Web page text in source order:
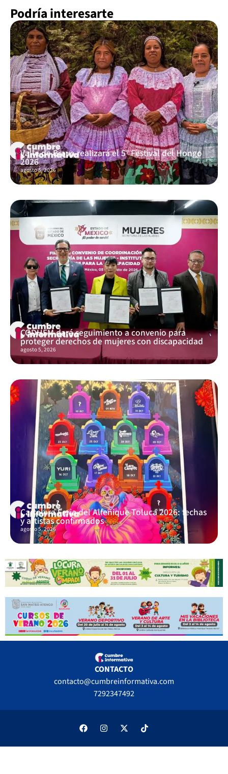
Podría interesarte
Valle de Bravo realizará el 5° Festival del Hongo
2026
agosto 5, 2026
CODHEM dará seguimiento a convenio para
proteger derechos de mujeres con discapacidad
agosto 5, 2026
Cartelera Feria del Alfeñique Toluca 2026: fechas
y artistas confirmados
agosto 5, 2026
CONTACTO
contacto@cumbreinformativa.com
7292347492